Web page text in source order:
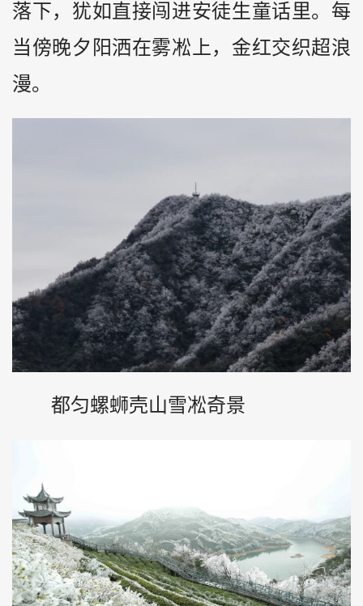
落下，犹如直接闯进安徒生童话里。每
当傍晚夕阳洒在雾凇上，金红交织超浪
漫。
都匀螺蛳壳山雪凇奇景